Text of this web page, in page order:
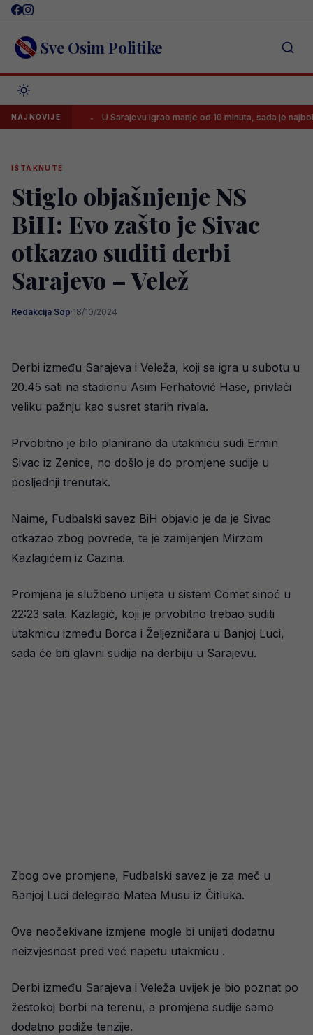
Skip
content Sve Osim Politike
NAJNOVIJEU Sarajevu igrao manje od 10 minuta, sada je najbolji strijelac
ISTAKNUTE
Stiglo objašnjenje NS
BiH: Evo zašto je Sivac
otkazao suditi derbi
Sarajevo – Velež
Redakcija Sop·18/10/2024
Derbi između Sarajeva i Veleža, koji se igra u subotu u
20.45 sati na stadionu Asim Ferhatović Hase, privlači
veliku pažnju kao susret starih rivala.
Prvobitno je bilo planirano da utakmicu sudi Ermin
Sivac iz Zenice, no došlo je do promjene sudije u
posljednji trenutak.
Naime, Fudbalski savez BiH objavio je da je Sivac
otkazao zbog povrede, te je zamijenjen Mirzom
Kazlagićem iz Cazina.
Promjena je službeno unijeta u sistem Comet sinoć u
22:23 sata. Kazlagić, koji je prvobitno trebao suditi
utakmicu između Borca i Željezničara u Banjoj Luci,
sada će biti glavni sudija na derbiju u Sarajevu.
Zbog ove promjene, Fudbalski savez je za meč u
Banjoj Luci delegirao Matea Musu iz Čitluka.
Ove neočekivane izmjene mogle bi unijeti dodatnu
neizvjesnost pred već napetu utakmicu .
Derbi između Sarajeva i Veleža uvijek je bio poznat po
žestokoj borbi na terenu, a promjena sudije samo
dodatno podiže tenzije.